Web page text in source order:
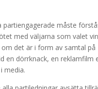
partiengagerade måste
med väljarna som valet
det är i form av samtal på
en dörrknack, en reklamfilm
media.